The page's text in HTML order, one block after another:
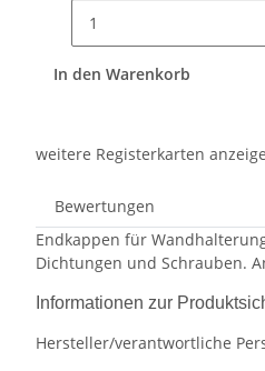
In den Warenkorb
weitere Registerkarten
Bewertungen
Endkappen für
Dichtungen und Schrauben.
Informationen zur
Hersteller/verantwortliche